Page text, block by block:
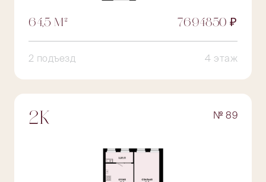
64,5 М² 7694850 ₽
2 подъезд 4 этаж
2К № 89